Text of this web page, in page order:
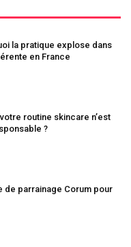
la pratique explose dans
en France
routine skincare n’est
?
de parrainage Corum pour